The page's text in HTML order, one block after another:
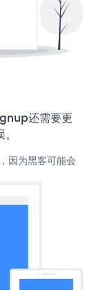
还需要更
因为黑客可能会